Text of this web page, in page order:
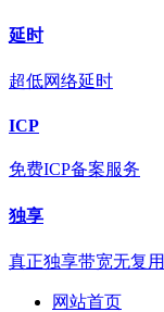
延时
超低网络延时
ICP
免费ICP备案服务
独享
真正独享带宽无复用
网站首页